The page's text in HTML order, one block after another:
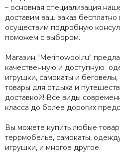
– основная специализация
доставим ваш заказ
осуществим подробную
поможем с выбором.
Магазин "Merinowool.ru"
качественную и доступную
игрушки, самокаты и
товары для отдыха и
доставкой! Все виды
класса до более дорогих
Вы можете купить любые
террмобелье, самокаты,
игрушки, и многое другое.